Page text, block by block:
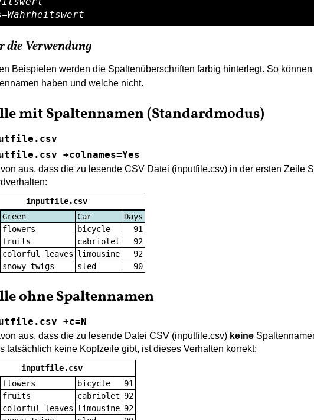
=Wahrheitswert
die Verwendung
Beispielen werden die Spaltenüberschriften farbig hinterlegt. So
haben und welche nicht.
mit Spaltennamen (Standardmodus)
+colnames=Yes
aus, dass die zu lesende CSV Datei (inputfile.csv) in der ersten Zeile
inputfile.csv
Green Car
Days
flowers bicycle
91
fruits cabriolet
92
colorful leaves limousine
92
snowy twigs sled 90
ohne Spaltennamen
+c=N
aus, dass die zu lesende Datei CSV (inputfile.csv) keine
tatsächlich keine Kopfzeile gibt, ist dieses Verhalten korrekt:
inputfile.csv
flowers bicycle
91
fruits cabriolet 92
colorful leaves limousine 92